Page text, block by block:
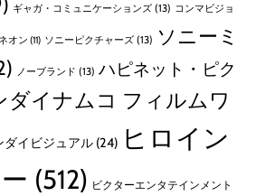
ギャガ・コミュニケーションズ (13) コンマビジョ
オン (11) ソニーピクチャーズ (13) ソニーミ
ノーブランド (13) ハピネット・ピク
ダイナムコ フィルムワ
ダイビジュアル (24) ヒロイン
(512) ビクターエンタテインメント